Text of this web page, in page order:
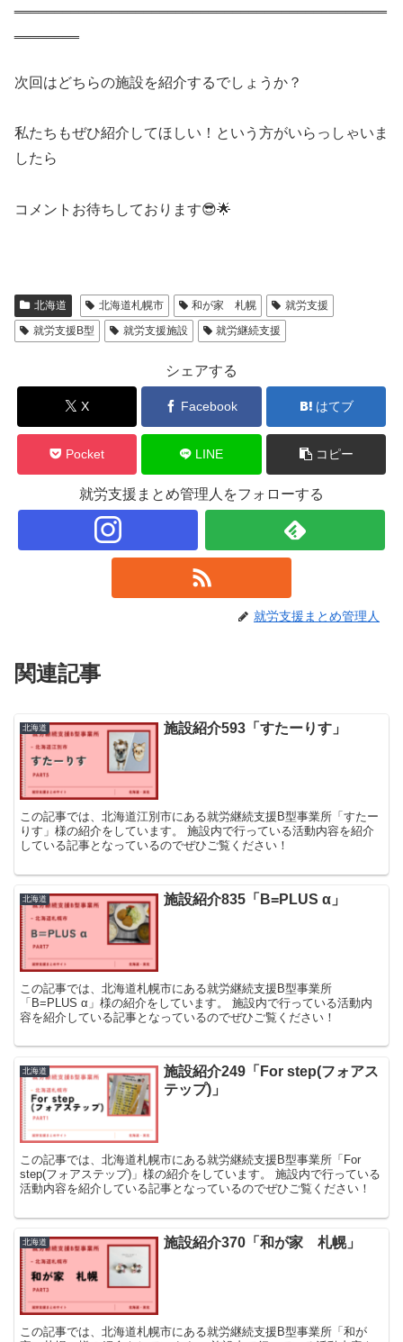
次回はどちらの施設を紹介するでしょうか？
私たちもぜひ紹介してほしい！という方がいらっしゃいま
したら
コメントお待ちしております😎🌟
北海道 北海道札幌市 和が家 札幌
就労支援
就労支援B型
就労支援施設 就労継続支援
シェアする
X Facebook はてブ
Pocket LINE コピー
就労支援まとめ管理人をフォローする
就労支援まとめ管理人
関連記事
北海道 施設紹介593「すたーりす」
この記事では、北海道江別市にある就労継続支援B型事業所「すたー
りす」様の紹介をしています。 施設内で行っている活動内容を紹介
している記事となっているのでぜひご覧ください！
北海道 施設紹介835「B=PLUS α」
この記事では、北海道札幌市にある就労継続支援B型事業所
「B=PLUS α」様の紹介をしています。 施設内で行っている活動内
容を紹介している記事となっているのでぜひご覧ください！
北海道
施設紹介249「For step(フォアス
テップ)」
この記事では、北海道札幌市にある就労継続支援B型事業所「For
step(フォアステップ)」様の紹介をしています。 施設内で行っている
活動内容を紹介している記事となっているのでぜひご覧ください！
北海道 施設紹介370「和が家 札幌」
この記事では、北海道札幌市にある就労継続支援B型事業所「和が